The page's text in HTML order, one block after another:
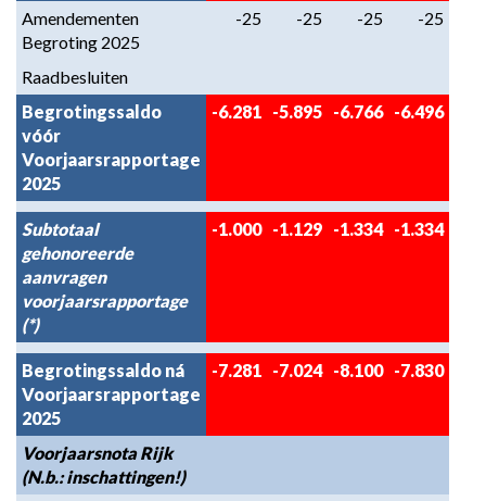
Amendementen
Begroting 2025
-25 -25 -25 -25
Raadbesluiten
Begrotingssaldo
vóór
Voorjaarsrapportage
2025
-6.281 -5.895 -6.766 -6.496
Subtotaal
gehonoreerde
aanvragen
voorjaarsrapportage
(*)
-1.000 -1.129 -1.334 -1.334
Begrotingssaldo ná
Voorjaarsrapportage
2025
-7.281 -7.024 -8.100 -7.830
Voorjaarsnota Rijk
(N.b.: inschattingen!)